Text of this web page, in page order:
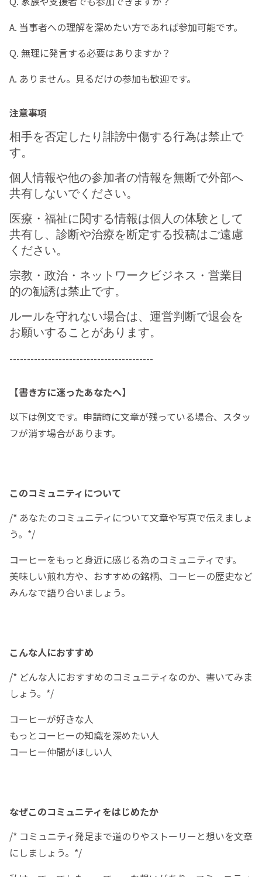
A. 当事者への理解を深めたい方であれば参加可能です。
Q. 無理に発言する必要はありますか？
A. ありません。見るだけの参加も歓迎です。
注意事項
相手を否定したり誹謗中傷する行為は禁止で
す。
個人情報や他の参加者の情報を無断で外部へ
共有しないでください。
医療・福祉に関する情報は個人の体験として
共有し、診断や治療を断定する投稿はご遠慮
ください。
宗教・政治・ネットワークビジネス・営業目
的の勧誘は禁止です。
ルールを守れない場合は、運営判断で退会を
お願いすることがあります。
-----------------------------------------
【書き方に迷ったあなたへ】
以下は例文です。申請時に文章が残っている場合、スタッ
フが消す場合があります。
このコミュニティについて
/* あなたのコミュニティについて文章や写真で伝えましょ
う。*/
コーヒーをもっと身近に感じる為のコミュニティです。
美味しい煎れ方や、おすすめの銘柄、コーヒーの歴史など
みんなで語り合いましょう。
こんな人におすすめ
/* どんな人におすすめのコミュニティなのか、書いてみま
しょう。*/
コーヒーが好きな人
もっとコーヒーの知識を深めたい人
コーヒー仲間がほしい人
なぜこのコミュニティをはじめたか
/* コミュニティ発足まで道のりやストーリーと想いを文章
にしましょう。*/